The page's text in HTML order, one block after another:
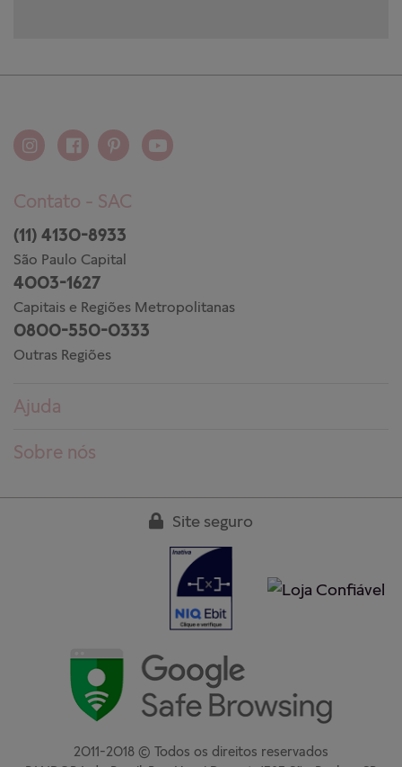
Ajuda
Entregas
Sobre nós
Contato - SAC
(11) 4130-8933
São Paulo Capital
4003-1627
Capitais e Regiões Metropolitanas
0800-550-0333
Outras Regiões
Site seguro
2011-2018 © Todos os direitos reservados